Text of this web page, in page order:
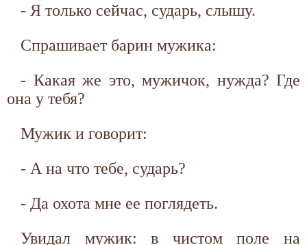
- Я только сейчас, сударь, слышу.
Спрашивает барин мужика:
- Какая же это, мужичок, нужда? Где
она у тебя?
Мужик и говорит:
- А на что тебе, сударь?
- Да охота мне ее поглядеть.
Увидал мужик: в чистом поле на